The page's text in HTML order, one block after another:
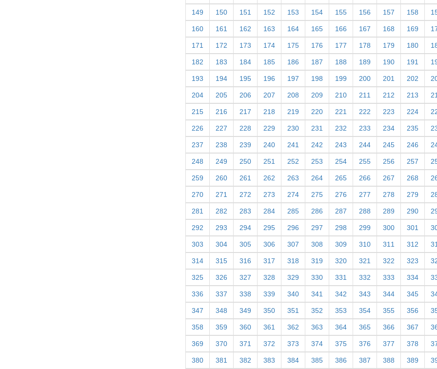
149 150 151 152 153 154 155 156 157 158
160 161 162 163 164 165 166 167 168 169
171 172 173 174 175 176 177 178 179 180
182 183 184 185 186 187 188 189 190 191
193 194 195 196 197 198 199 200 201 202
204 205 206 207 208 209 210 211 212 213
215 216 217 218 219 220 221 222 223 224
226 227 228 229 230 231 232 233 234 235
237 238 239 240 241 242 243 244 245 246
248 249 250 251 252 253 254 255 256 257
259 260 261 262 263 264 265 266 267 268
270 271 272 273 274 275 276 277 278 279
281 282 283 284 285 286 287 288 289 290
292 293 294 295 296 297 298 299 300 301
303 304 305 306 307 308 309 310 311 312
314 315 316 317 318 319 320 321 322 323
325 326 327 328 329 330 331 332 333 334
336 337 338 339 340 341 342 343 344 345
347 348 349 350 351 352 353 354 355 356
358 359 360 361 362 363 364 365 366 367
369 370 371 372 373 374 375 376 377 378
380 381 382 383 384 385 386 387 388 389